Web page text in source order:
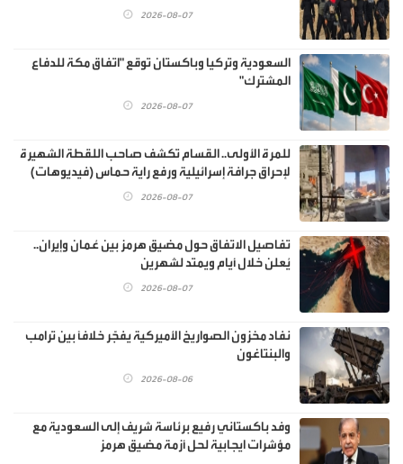
2026-08-07
السعودية وتركيا وباكستان توقع "اتفاق مكة للدفاع
المشترك"
2026-08-07
للمرة الأولى.. القسام تكشف صاحب اللقطة الشهيرة
لإحراق جرافة إسرائيلية ورفع راية حماس (فيديوهات)
2026-08-07
تفاصيل الاتفاق حول مضيق هرمز بين عُمان وإيران..
يُعلن خلال أيام ويمتد لشهرين
2026-08-07
نفاد مخزون الصواريخ الأميركية يفجّر خلافًا بين ترامب
والبنتاغون
2026-08-06
وفد باكستاني رفيع برئاسة شريف إلى السعودية مع
مؤشرات ايجابية لحل أزمة مضيق هرمز